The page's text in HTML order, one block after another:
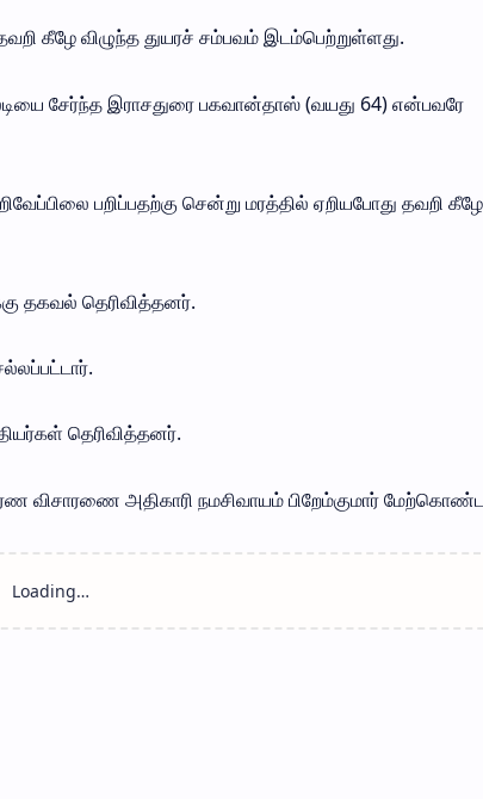
கீழே விழுந்த துயரச் சம்பவம் இடம்பெற்றுள்ளது.
சேர்ந்த இராசதுரை பகவான்தாஸ் (வயது 64) என்பவரே
பறிப்பதற்கு சென்று மரத்தில் ஏறியபோது தவறி கீழே
தகவல் தெரிவித்தனர்.
தெரிவித்தனர்.
அதிகாரி நமசிவாயம் பிறேம்குமார்